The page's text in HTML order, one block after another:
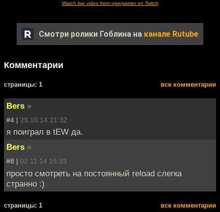
Watch live video from opergamer on Twitch
Смотри ролики Гоблина на канале Rutube
Комментарии
cтраницы: 1 все комментарии
Bers »
#4 | 29.10.14 21:32
я поиграл в tEW да.
Bers »
#8 | 02.11.14 15:33
просто смотреть на поcтоянный reload слегка
странно :)
cтраницы: 1 все комментарии